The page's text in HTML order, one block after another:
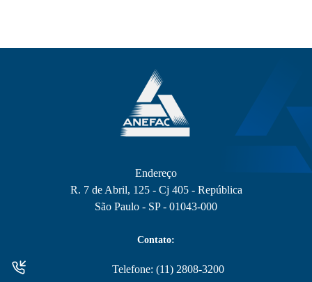
Endereço
R. 7 de Abril, 125 - Cj 405 - República
São Paulo - SP - 01043-000
Contato:
Telefone: (11) 2808-3200